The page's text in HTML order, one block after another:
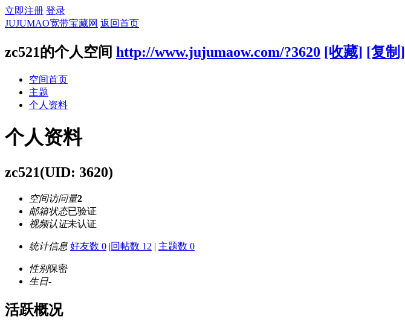
立即注册 登录
JUJUMAO宽带宝藏网 返回首页
zc521的个人空间 http://www.jujumaow.com/?3620 [收藏] [复制]
空间首页
主题
个人资料
个人资料
zc521(UID: 3620)
空间访问量2
邮箱状态已验证
视频认证未认证
统计信息 好友数 0 |回帖数 12 | 主题数 0
性别保密
生日-
活跃概况